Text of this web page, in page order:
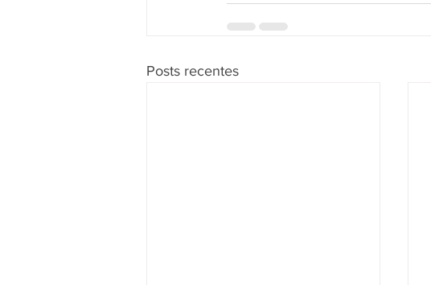
Posts recentes